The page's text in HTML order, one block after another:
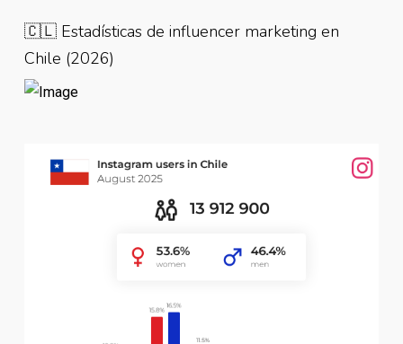
🇨🇱 Estadísticas de influencer marketing en
Chile (2026)